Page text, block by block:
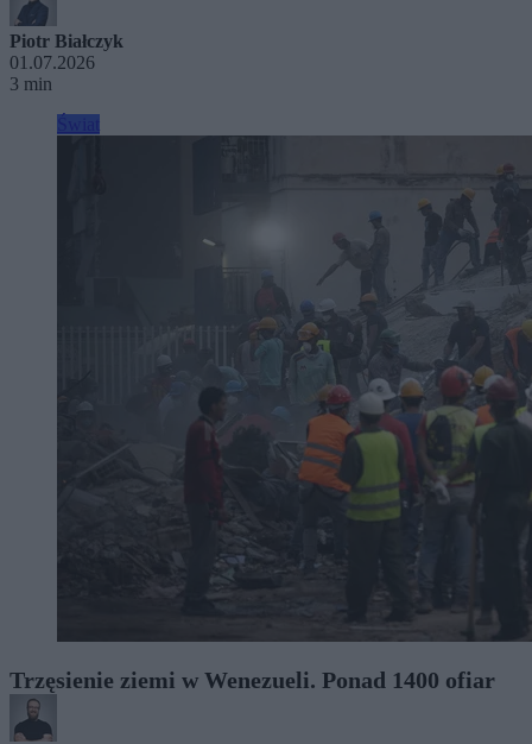
Piotr Białczyk
01.07.2026
3 min
Trzęsienie ziemi w Wenezueli. Ponad 1400 ofiar